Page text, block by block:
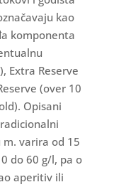
kao
komponenta
Extra Reserve
(over 10
Opisani
m. varira od 15
do 60 g/l, pa o
aperitiv ili